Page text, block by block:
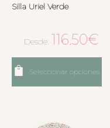
Silla Uriel Verde
Desde: 116.50€
Seleccionar opciones